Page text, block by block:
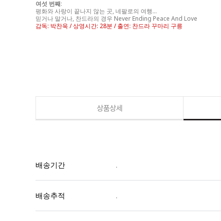
여섯 번째:
평화와 사랑이 끝나지 않는 곳, 네팔로의 여행...
믿거나 말거나, 찬드라의 경우 Never Ending Peace And Love
감독: 박찬욱 / 상영시간: 28분 / 출연: 찬드라 꾸마리 구릉
상품상세
배송기간 .
배송추적 .